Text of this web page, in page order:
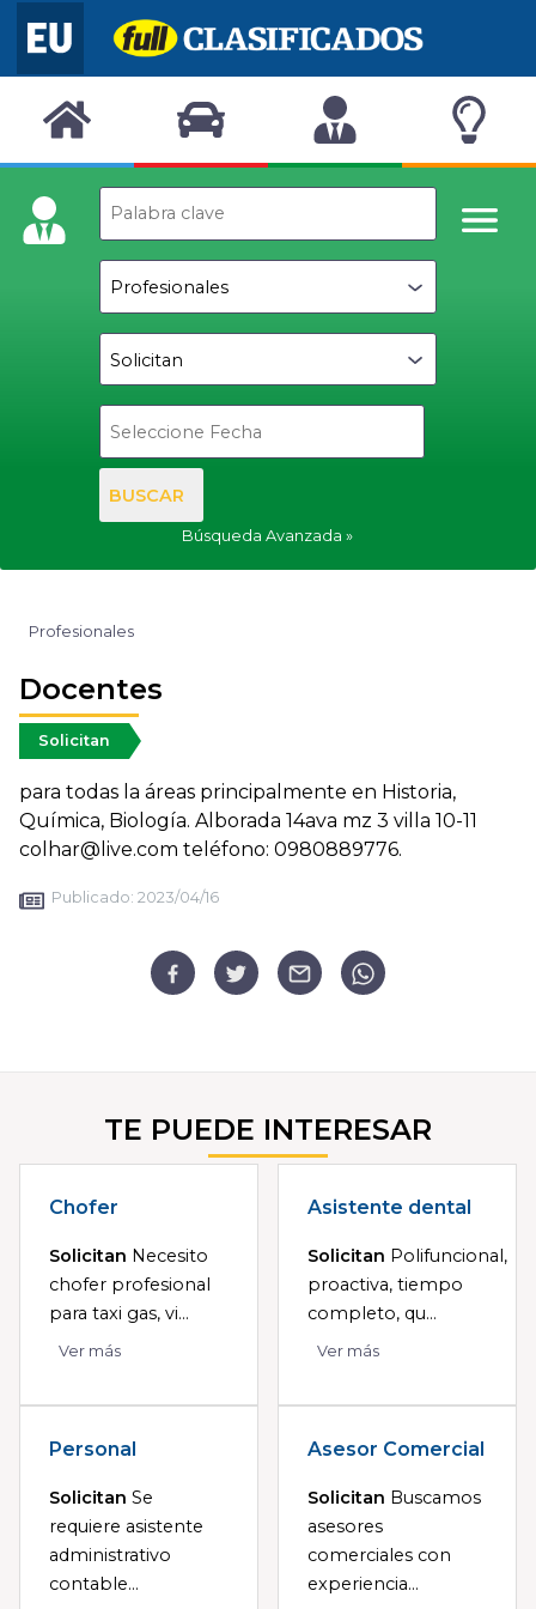
BUSCAR
Búsqueda Avanzada
Profesionales
Docentes
Solicitan
para todas la áreas principalmente en Historia,
Química, Biología. Alborada 14ava mz 3 villa 10-11
colhar@live.com teléfono: 0980889776.
Publicado: 2023/04/16
TE PUEDE INTERESAR
Chofer
Solicitan Necesito
chofer profesional
para taxi gas, vi...
Ver más
Asistente dental
Solicitan Polifuncional,
proactiva, tiempo
completo, qu...
Ver más
Personal
Solicitan Se
requiere asistente
administrativo
contable...
Asesor Comercial
Solicitan Buscamos
asesores
comerciales con
experiencia...